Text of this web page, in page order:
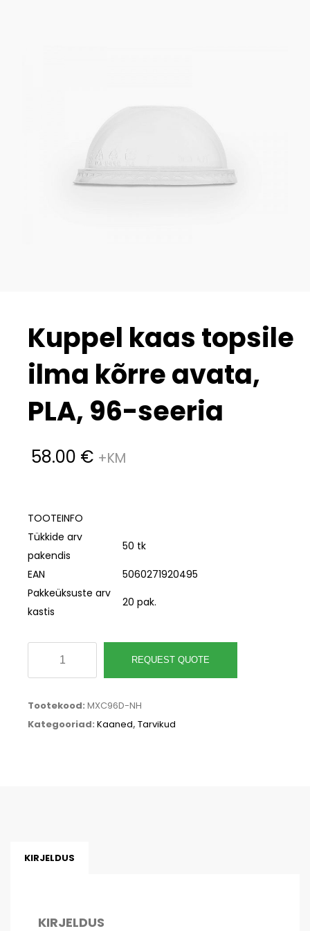
Kuppel kaas topsile
ilma kõrre avata,
PLA, 96-seeria
58.00 €
TOOTEINFO
Tükkide arv
pakendis
50 tk
EAN
5060271920495
Pakkeüksuste arv
kastis
20 pak.
ilma
kõrre
REQUEST QUOTE
Tootekood: MXC96D-NH
Kategooriad: Kaaned, Tarvikud
KIRJELDUS
KIRJELDUS